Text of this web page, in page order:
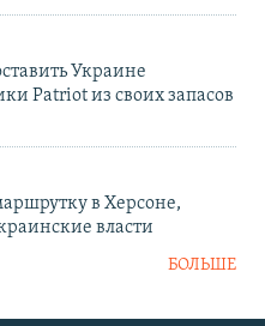
Украине
Patriot из своих запасов
в Херсоне,
власти
БОЛЬШЕ